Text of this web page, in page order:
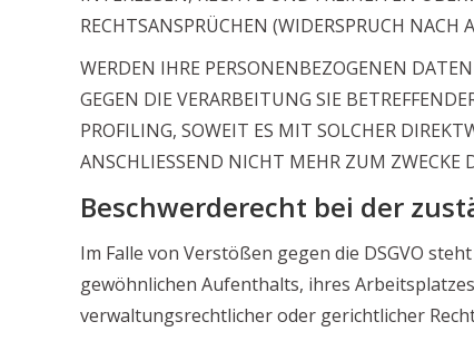
RECHTSANSPRÜCHEN (WIDERSPRUCH NACH
WERDEN IHRE PERSONENBEZOGENEN
GEGEN DIE VERARBEITUNG SIE
PROFILING, SOWEIT ES MIT SOLCHER
ANSCHLIESSEND NICHT MEHR ZUM ZWECKE
Beschwerderecht bei der
Im Falle von Verstößen gegen die DSGVO
gewöhnlichen Aufenthalts, ihres
verwaltungsrechtlicher oder gerichtlicher